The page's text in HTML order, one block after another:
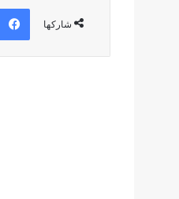
شاركها